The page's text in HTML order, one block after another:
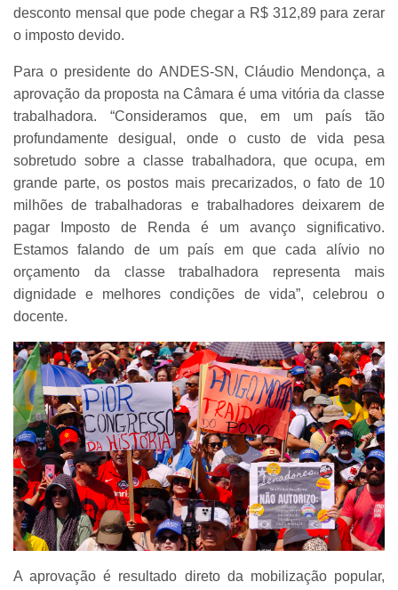
desconto mensal que pode chegar a R$ 312,89 para zerar
o imposto devido.
Para o presidente do ANDES-SN, Cláudio Mendonça, a
aprovação da proposta na Câmara é uma vitória da classe
trabalhadora. “Consideramos que, em um país tão
profundamente desigual, onde o custo de vida pesa
sobretudo sobre a classe trabalhadora, que ocupa, em
grande parte, os postos mais precarizados, o fato de 10
milhões de trabalhadoras e trabalhadores deixarem de
pagar Imposto de Renda é um avanço significativo.
Estamos falando de um país em que cada alívio no
orçamento da classe trabalhadora representa mais
dignidade e melhores condições de vida”, celebrou o
docente.
A aprovação é resultado direto da mobilização popular,